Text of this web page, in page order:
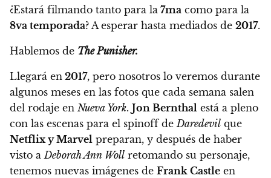
¿Estará filmando tanto para la 7ma como para la
8va temporada? A esperar hasta mediados de 2017.
Hablemos de The Punisher.
Llegará en 2017, pero nosotros lo veremos durante
algunos meses en las fotos que cada semana salen
del rodaje en Nueva York. Jon Bernthal está a pleno
con las escenas para el spinoff deDaredevil que
Netflix y Marvel preparan, y después de haber
visto aDeborah Ann Woll retomando su personaje,
tenemos nuevas imágenes de Frank Castle en